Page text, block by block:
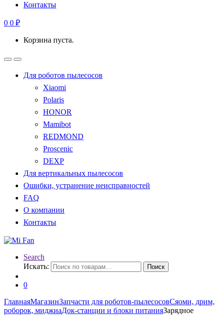
Контакты
0 0 ₽
Корзина пуста.
Для роботов пылесосов
Xiaomi
Polaris
HONOR
Mamibot
REDMOND
Proscenic
DEXP
Для вертикальных пылесосов
Ошибки, устранение неисправностей
FAQ
О компании
Контакты
Search
Искать:
Поиск
0
ГлавнаяМагазинЗапчасти для роботов-пылесосовСяоми, дрим,
роборок, миджиаДок-станции и блоки питанияЗарядное